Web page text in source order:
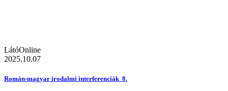
LátóOnline
2025.10.07
Román-magyar irodalmi interferenciák 8.